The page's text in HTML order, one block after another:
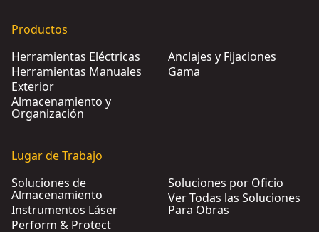
Productos
Herramientas Eléctricas
Herramientas Manuales
Exterior
Almacenamiento y
Organización
Anclajes y Fijaciones
Gama
Lugar de Trabajo
Soluciones de
Almacenamiento
Instrumentos Láser
Perform & Protect
Soluciones por Oficio
Ver Todas las Soluciones
Para Obras